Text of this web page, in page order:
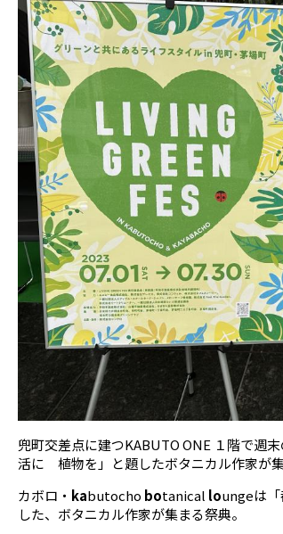
兜町交差点に建つKABUTO ONE １階で週
活に 植物を」と題したボタニカル作家が
カボロ・ kabutocho botanical loungeは
した、ボタニカル作家が集まる祭典。